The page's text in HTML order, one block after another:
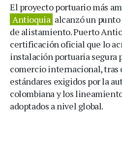
El proyecto portuario más
Antioquia alcanzó un
de alistamiento. Puerto
certificación oficial que lo
instalación portuaria segura
comercio internacional, tras
estándares exigidos por la
colombiana y los
adoptados a nivel global.